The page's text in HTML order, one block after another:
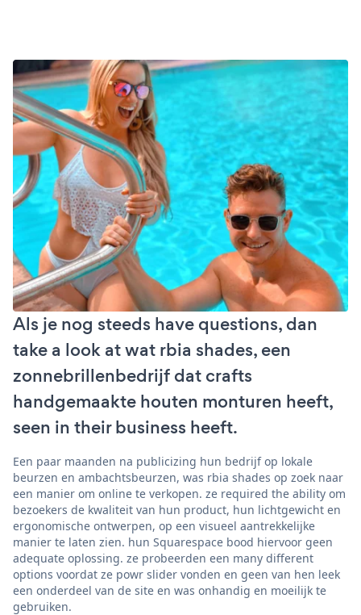
Als je nog steeds have questions, dan
take a look at wat rbia shades, een
zonnebrillenbedrijf dat crafts
handgemaakte houten monturen heeft,
seen in their business heeft.
Een paar maanden na publicizing hun bedrijf op lokale
beurzen en ambachtsbeurzen, was rbia shades op zoek naar
een manier om online te verkopen. ze required the ability om
bezoekers de kwaliteit van hun product, hun lichtgewicht en
ergonomische ontwerpen, op een visueel aantrekkelijke
manier te laten zien. hun Squarespace bood hiervoor geen
adequate oplossing. ze probeerden een many different
options voordat ze powr slider vonden en geen van hen leek
een onderdeel van de site en was onhandig en moeilijk te
gebruiken.